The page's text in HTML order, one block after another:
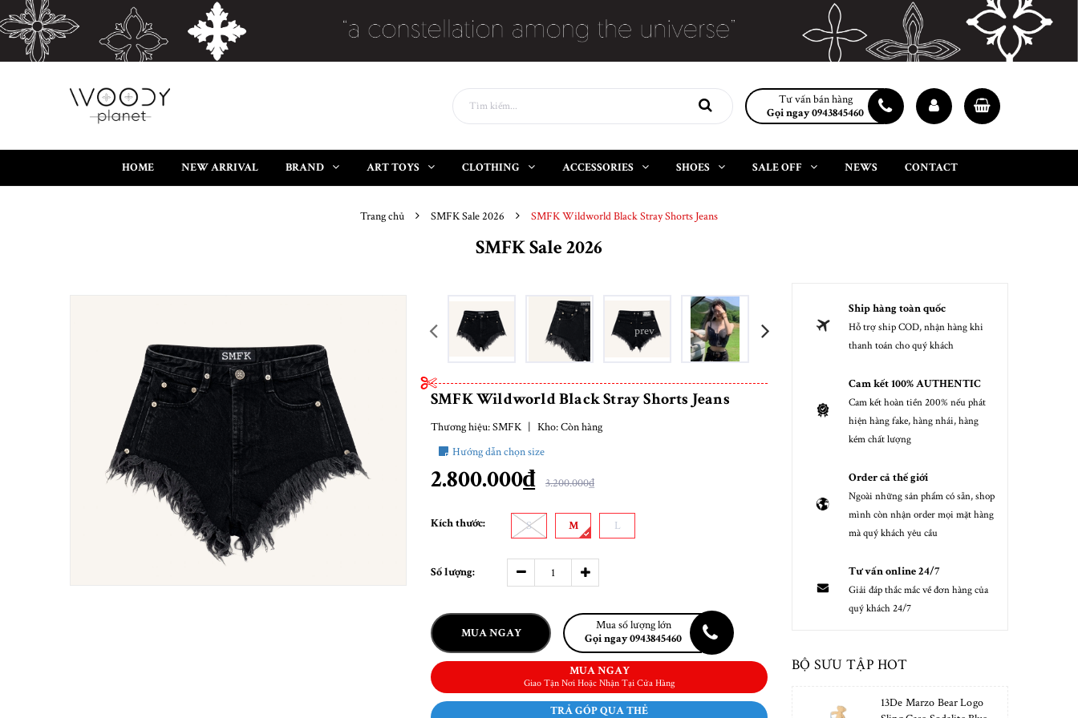
Tư vấn bán hàng
Gọi ngay 0943845460
HOME NEW ARRIVAL BRAND ART TOYS CLOTHING ACCESSORIES SHOES SALE OFF NEWS CONTACT
Trang chủ SMFK Sale 2026 SMFK Wildworld Black Stray Shorts Jeans
SMFK Sale 2026
prev next
SMFK Wildworld Black Stray Shorts Jeans
Thương hiệu:SMFK | Kho:Còn hàng
Hướng dẫn chọn size
2.800.000₫ 3.200.000₫
Kích thước: S M L
Số lượng:
MUA NGAY
Mua số lượng lớn
Gọi ngay 0943845460
MUA NGAY
Giao Tận Nơi Hoặc Nhận Tại Cửa Hàng
TRẢ GÓP QUA THẺ
Ship hàng toàn quốc
Hỗ trợ ship COD, nhận hàng khi
thanh toán cho quý khách
Cam kết 100% AUTHENTIC
Cam kết hoàn tiền 200% nếu phát
hiện hàng fake, hàng nhái, hàng
kém chất lượng
Order cả thế giới
Ngoài những sản phẩm có sẵn, shop
mình còn nhận order mọi mặt hàng
mà quý khách yêu cầu
Tư vấn online 24/7
Giải đáp thắc mắc về đơn hàng của
quý khách 24/7
BỘ SƯU TẬP HOT
13De Marzo Bear Logo